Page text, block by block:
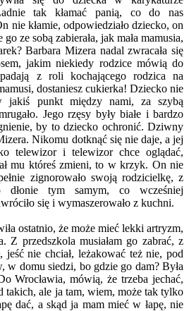
tak kłamać panią, co do nas
nie kłamie, odpowiedziało dziecko, on
ze sobą zabierała, jak mała mamusia,
Barbara Mizera nadal zwracała się
jakim niekiedy rodzice mówią do
z roli kochającego rodzica na
dostaniesz cukierka! Dziecko nie
jakiś punkt między nami, za szybą
Jego rzęsy były białe i bardzo
by to dziecko ochronić. Dziwny
Nikomu dotknąć się nie daje, a jej
telewizor i telewizor chce oglądać,
mu któreś zmieni, to w krzyk. On nie
zignorowało swoją rodzicielkę, z
dłonie tym samym, co wcześniej
się i wymaszerowało z kuchni.
ostatnio, że może mieć lekki artryzm,
Z przedszkola musiałam go zabrać, z
jeść nie chciał, leżakować też nie, pod
w domu siedzi, bo gdzie go dam? Była
Wrocławia, mówią, że trzeba jechać,
takich, ale ja tam, wiem, może tak tylko
dać, a skąd ja mam mieć w łapę, nie